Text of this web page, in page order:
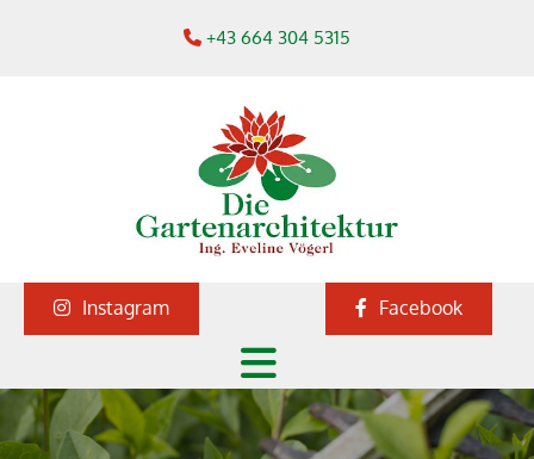
 +43 664 304 5315
Instagram Facebook